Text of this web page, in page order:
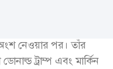
তিনি চীনে গত বুধবার
নেওয়ার পর। তাঁর
ট্রাম্প এবং মার্কিন